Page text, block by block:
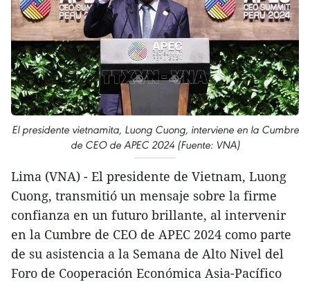
El presidente vietnamita, Luong Cuong, interviene en la Cumbre
de CEO de APEC 2024 (Fuente: VNA)
Lima (VNA) - El presidente de Vietnam, Luong
Cuong, transmitió un mensaje sobre la firme
confianza en un futuro brillante, al intervenir
en la Cumbre de CEO de APEC 2024 como parte
de su asistencia a la Semana de Alto Nivel del
Foro de Cooperación Económica Asia-Pacífico